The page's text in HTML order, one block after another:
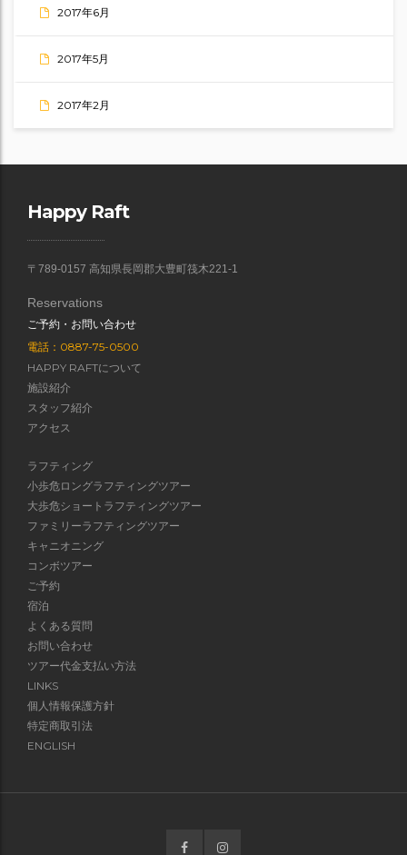
2017年6月
2017年5月
2017年2月
Happy Raft
〒789-0157 高知県長岡郡大豊町筏木221-1
Reservations
ご予約・お問い合わせ
電話：0887-75-0500
HAPPY RAFTについて
施設紹介
スタッフ紹介
アクセス
ラフティング
小歩危ロングラフティングツアー
大歩危ショートラフティングツアー
ファミリーラフティングツアー
キャニオニング
コンボツアー
ご予約
宿泊
よくある質問
お問い合わせ
ツアー代金支払い方法
LINKS
個人情報保護方針
特定商取引法
ENGLISH